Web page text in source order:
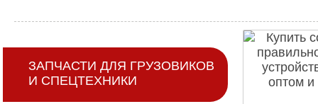
ЗАПЧАСТИ ДЛЯ ГРУЗОВИКОВ
И СПЕЦТЕХНИКИ